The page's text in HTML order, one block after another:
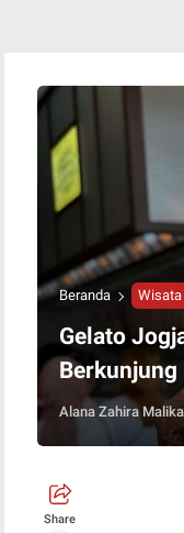
Beranda Wisata
Gelato
Berkunjung
Alana Zahira Malika
Share